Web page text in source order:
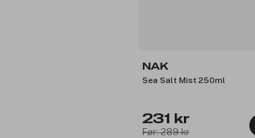
NAK
Sea Salt Mist 250ml
231 kr
Før: 289 kr